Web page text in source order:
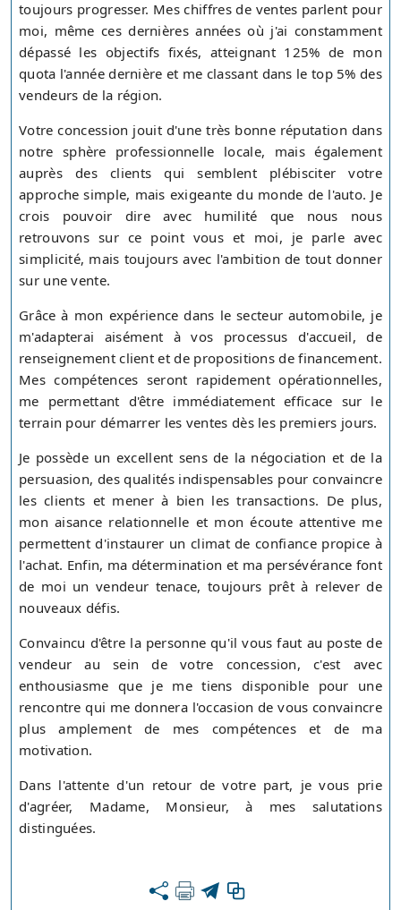
toujours progresser. Mes chiffres de ventes parlent pour
moi, même ces dernières années où j'ai constamment
dépassé les objectifs fixés, atteignant 125% de mon
quota l'année dernière et me classant dans le top 5% des
vendeurs de la région.
Votre concession jouit d'une très bonne réputation dans
notre sphère professionnelle locale, mais également
auprès des clients qui semblent plébisciter votre
approche simple, mais exigeante du monde de l'auto. Je
crois pouvoir dire avec humilité que nous nous
retrouvons sur ce point vous et moi, je parle avec
simplicité, mais toujours avec l'ambition de tout donner
sur une vente.
Grâce à mon expérience dans le secteur automobile, je
m'adapterai aisément à vos processus d'accueil, de
renseignement client et de propositions de financement.
Mes compétences seront rapidement opérationnelles,
me permettant d'être immédiatement efficace sur le
terrain pour démarrer les ventes dès les premiers jours.
Je possède un excellent sens de la négociation et de la
persuasion, des qualités indispensables pour convaincre
les clients et mener à bien les transactions. De plus,
mon aisance relationnelle et mon écoute attentive me
permettent d'instaurer un climat de confiance propice à
l'achat. Enfin, ma détermination et ma persévérance font
de moi un vendeur tenace, toujours prêt à relever de
nouveaux défis.
Convaincu d'être la personne qu'il vous faut au poste de
vendeur au sein de votre concession, c'est avec
enthousiasme que je me tiens disponible pour une
rencontre qui me donnera l'occasion de vous convaincre
plus amplement de mes compétences et de ma
motivation.
Dans l'attente d'un retour de votre part, je vous prie
d'agréer, Madame, Monsieur, à mes salutations
distinguées.